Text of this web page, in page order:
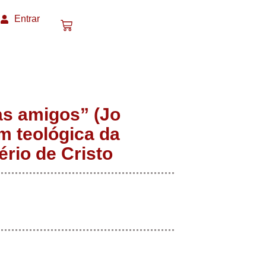
Entrar
amigos” (Jo
teológica da
de Cristo